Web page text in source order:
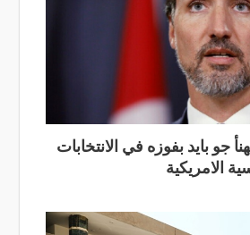
جو بايد بفوزه في الانتخابات
الامريكية